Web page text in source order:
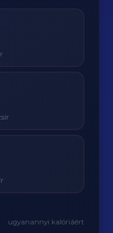
ugyanannyi kalóriáért